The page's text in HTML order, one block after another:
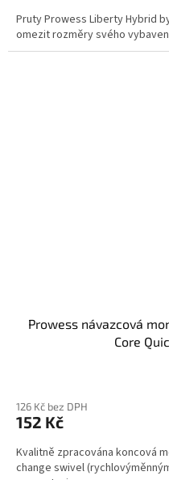
Pruty Prowess Liberty Hybrid
omezit rozměry svého
Prowess návazcová
Core
126 Kč bez DPH
152 Kč
Kvalitně zpracována koncová
change swivel